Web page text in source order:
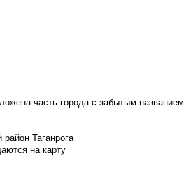
часть города с забытым названием
Таганрога
на карту